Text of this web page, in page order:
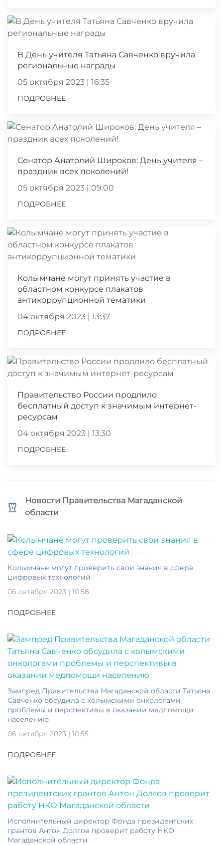
В День учителя Татьяна Савченко вручила
региональные награды
05 октября 2023 | 16:35
ПОДРОБНЕЕ
Сенатор Анатолий Широков: День учителя –
праздник всех поколений!
05 октября 2023 | 09:00
ПОДРОБНЕЕ
Колымчане могут принять участие в
областном конкурсе плакатов
антикоррупционной тематики
04 октября 2023 | 13:37
ПОДРОБНЕЕ
Правительство России продлило
бесплатный доступ к значимым интернет-
ресурсам
04 октября 2023 | 13:30
ПОДРОБНЕЕ
Новости Правительства Магаданской
области
Колымчане могут проверить свои знания в сфере
цифровых технологий
06 октября 2023 | 10:58
ПОДРОБНЕЕ
Зампред Правительства Магаданской области Татьяна
Савченко обсудила с колымскими онкологами
проблемы и перспективы в оказании медпомощи
населению
06 октября 2023 | 10:55
ПОДРОБНЕЕ
Исполнительный директор Фонда президентских
грантов Антон Долгов проверит работу НКО
Магаданской области